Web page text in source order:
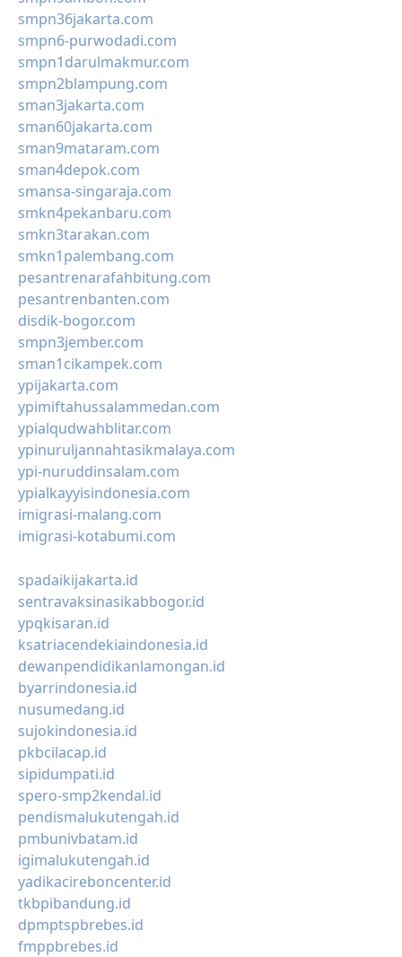
smpn36jakarta.com
smpn6-purwodadi.com
smpn1darulmakmur.com
smpn2blampung.com
sman3jakarta.com
sman60jakarta.com
sman9mataram.com
sman4depok.com
smansa-singaraja.com
smkn4pekanbaru.com
smkn3tarakan.com
smkn1palembang.com
pesantrenarafahbitung.com
pesantrenbanten.com
disdik-bogor.com
smpn3jember.com
sman1cikampek.com
ypijakarta.com
ypimiftahussalammedan.com
ypialqudwahblitar.com
ypinuruljannahtasikmalaya.com
ypi-nuruddinsalam.com
ypialkayyisindonesia.com
imigrasi-malang.com
imigrasi-kotabumi.com
spadaikijakarta.id
sentravaksinasikabbogor.id
ypqkisaran.id
ksatriacendekiaindonesia.id
dewanpendidikanlamongan.id
byarrindonesia.id
nusumedang.id
sujokindonesia.id
pkbcilacap.id
sipidumpati.id
spero-smp2kendal.id
pendismalukutengah.id
pmbunivbatam.id
igimalukutengah.id
yadikacireboncenter.id
tkbpibandung.id
dpmptspbrebes.id
fmppbrebes.id